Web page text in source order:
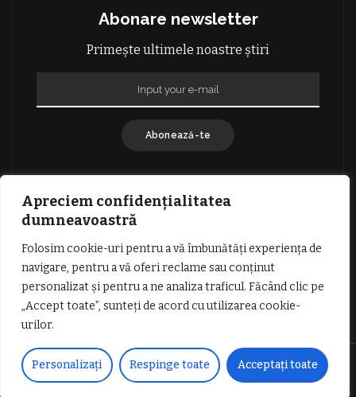
Apreciem confidențialitatea
dumneavoastră
Folosim cookie-uri pentru a vă îmbunătăți experiența de
navigare, pentru a vă oferi reclame sau conținut
personalizat și pentru a ne analiza traficul. Făcând clic pe
„Accept toate”, sunteți de acord cu utilizarea cookie-
urilor.
Personalizați Respinge toate Acceptați toate
Abonare newsletter
Primește ultimele noastre știri
Abonează-te
TERMENI SI CONDITII DE UTILIZARE
INFORMATII DESPRE COOKIES
DESPRE NOI
PUBLICITATE
© Copyright Vocea Vâlcii | Toate drepturile rezervate | Site creat cu
dragoste de1SEO.ro